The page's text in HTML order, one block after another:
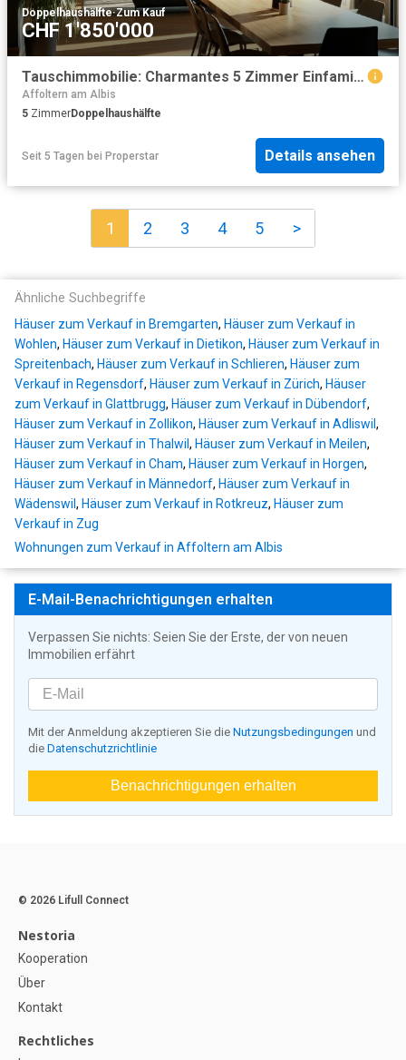
Doppelhaushälfte·Zum Kauf
CHF 1'850'000
Tauschimmobilie: Charmantes 5 Zimmer Einfamilienhaus in Thalwil – Frisch renoviert
Affoltern am Albis
5 ZimmerDoppelhaushälfte
Seit 5 Tagen bei Properstar Details ansehen
1 2 3 4 5 >
Ähnliche Suchbegriffe
Häuser zum Verkauf in Bremgarten, Häuser zum Verkauf in
Wohlen, Häuser zum Verkauf in Dietikon, Häuser zum Verkauf in
Spreitenbach, Häuser zum Verkauf in Schlieren, Häuser zum
Verkauf in Regensdorf, Häuser zum Verkauf in Zürich, Häuser
zum Verkauf in Glattbrugg, Häuser zum Verkauf in Dübendorf,
Häuser zum Verkauf in Zollikon, Häuser zum Verkauf in Adliswil ,
Häuser zum Verkauf in Thalwil , Häuser zum Verkauf in Meilen,
Häuser zum Verkauf in Cham, Häuser zum Verkauf in Horgen,
Häuser zum Verkauf in Männedorf, Häuser zum Verkauf in
Wädenswil , Häuser zum Verkauf in Rotkreuz, Häuser zum
Verkauf in Zug
Wohnungen zum Verkauf in Affoltern am Albis
E-Mail-Benachrichtigungen erhalten
Verpassen Sie nichts: Seien Sie der Erste, der von neuen
Immobilien erfährt
Mit der Anmeldung akzeptieren Sie die Nutzungsbedingungen und
die Datenschutzrichtlinie
Benachrichtigungen erhalten
© 2026 Lifull Connect
Nestoria
Kooperation
Über
Kontakt
Rechtliches